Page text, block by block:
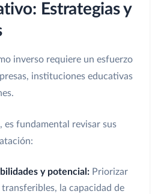
Estrategias y
inverso requiere un esfuerzo
instituciones educativas
, es fundamental revisar sus
y potencial: Priorizar
transferibles, la capacidad de